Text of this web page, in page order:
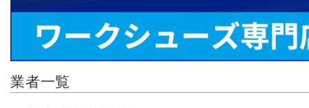
業者一覧